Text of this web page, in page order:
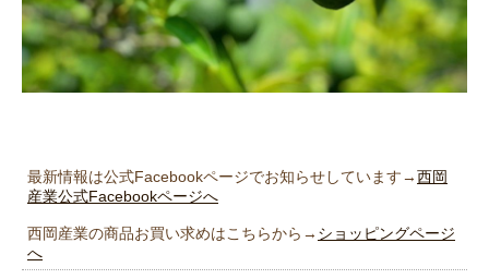
最新情報は公式Facebookページでお知らせしています→西岡
産業公式Facebookページへ
西岡産業の商品お買い求めはこちらから→ ショッピングページ
へ